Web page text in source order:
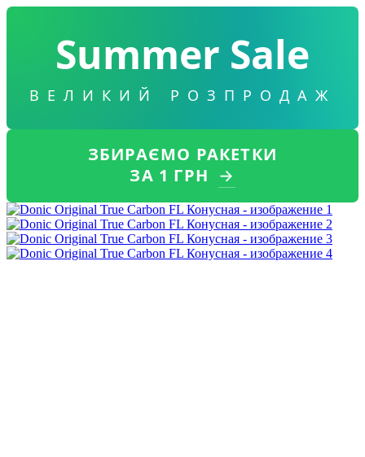
Summer Sale
ВЕЛИКИЙ РОЗПРОДАЖ
ЗБИРАЄМО РАКЕТКИ
ЗА 1 ГРН →